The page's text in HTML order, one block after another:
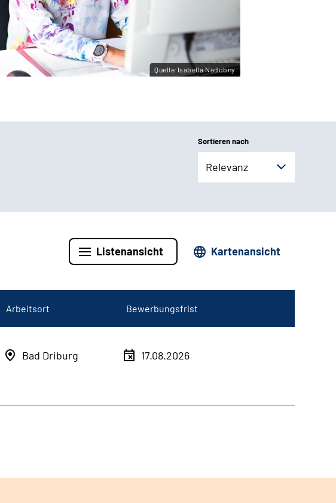
Quelle:Isabella Nadobny
Sortieren nach
Relevanz
Listenansicht Kartenansicht
Arbeitsort Bewerbungsfrist
Bad Driburg 17.08.2026